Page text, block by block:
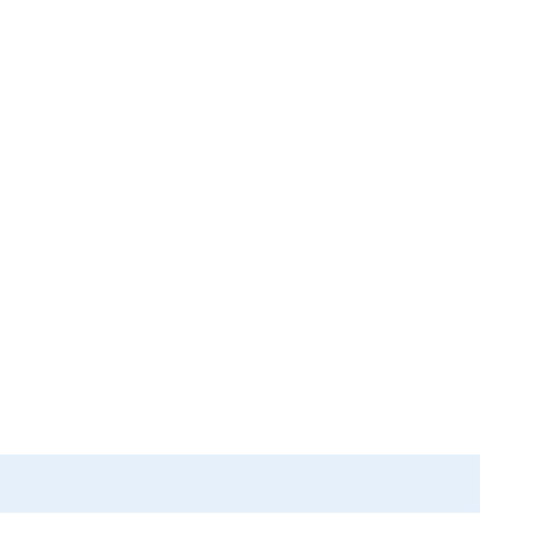
シンセサイザとして使用することが可能です。 6つ
ット、ビデオ放送、キャリアイーサネット・スイッ
100GbE 同期イーサネット ラインカードアプリケ
できます。